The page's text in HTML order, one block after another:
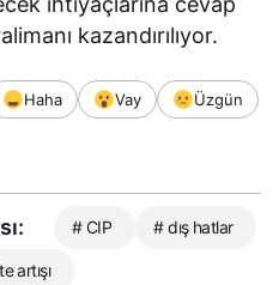
kazandırılıyor.
Haha Vay
Üzgün
# CIP # dış hatlar
artışı